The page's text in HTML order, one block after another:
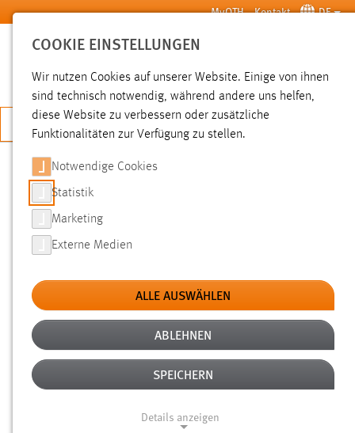
Zum Hauptinhalt springen MyOTH Kontakt DE
SUCHE
JETZT BEWERBEN
SUCHE
FILTER
Typ
Erstellungsdatum
Alter
COOKIE EINSTELLUNGEN
Wir nutzen Cookies auf unserer Website. Einige von ihnen
sind technisch notwendig, während andere uns helfen,
diese Website zu verbessern oder zusätzliche
Funktionalitäten zur Verfügung zu stellen.
Notwendige Cookies
Statistik
Marketing
Externe Medien
ALLE AUSWÄHLEN
ABLEHNEN
SPEICHERN
Details anzeigen